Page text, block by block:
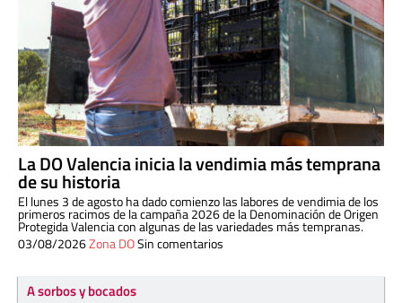
La DO Valencia inicia la vendimia más temprana
de su historia
El lunes 3 de agosto ha dado comienzo las labores de vendimia de los
primeros racimos de la campaña 2026 de la Denominación de Origen
Protegida Valencia con algunas de las variedades más tempranas.
03/08/2026Zona DOSin comentarios
A sorbos y bocados